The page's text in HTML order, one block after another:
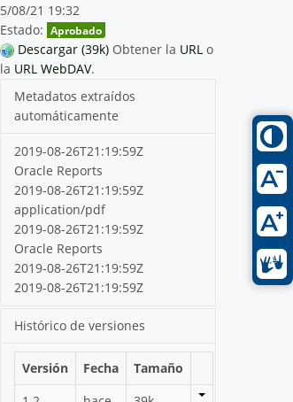
5/08/21 19:32
Estado: Aprobado
Descargar (39k) Obtener la URL o
la URL WebDAV.
Metadatos extraídos
automáticamente
2019-08-26T21:19:59Z
Oracle Reports
2019-08-26T21:19:59Z
application/pdf
2019-08-26T21:19:59Z
Oracle Reports
2019-08-26T21:19:59Z
2019-08-26T21:19:59Z
Histórico de versiones
Versión Fecha
Tamaño